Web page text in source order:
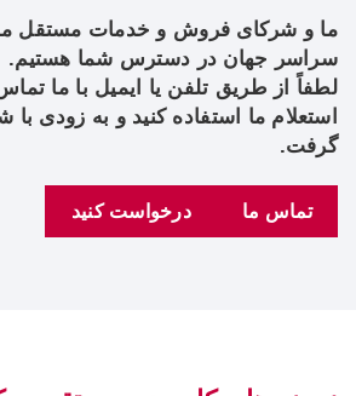
ما و شرکای فروش و خدمات مستقل ما
سراسر جهان در دسترس شما هستیم.
لطفاً از طریق تلفن یا ایمیل با ما
استعلام ما استفاده کنید و به زودی
گرفت.
تماس ما درخواست کنید